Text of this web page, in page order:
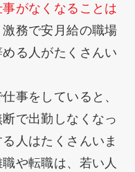
がなくなることは
務で安月給の職場
る人がたくさんい
事をしていると、
で出勤しなくなっ
人はたくさんいま
や転職は、若い人